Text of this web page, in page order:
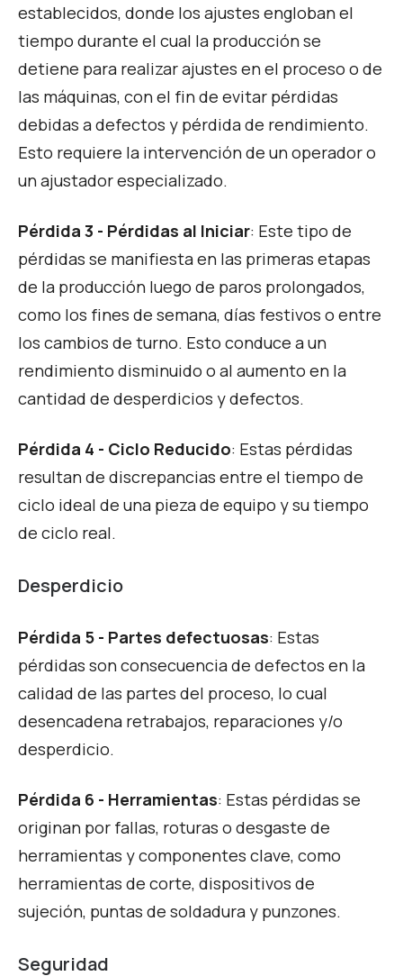
establecidos, donde los ajustes engloban el
tiempo durante el cual la producción se
detiene para realizar ajustes en el proceso o de
las máquinas, con el fin de evitar pérdidas
debidas a defectos y pérdida de rendimiento.
Esto requiere la intervención de un operador o
un ajustador especializado.
Pérdida 3 - Pérdidas al Iniciar: Este tipo de
pérdidas se manifiesta en las primeras etapas
de la producción luego de paros prolongados,
como los fines de semana, días festivos o entre
los cambios de turno. Esto conduce a un
rendimiento disminuido o al aumento en la
cantidad de desperdicios y defectos.
Pérdida 4 - Ciclo Reducido: Estas pérdidas
resultan de discrepancias entre el tiempo de
ciclo ideal de una pieza de equipo y su tiempo
de ciclo real.
Desperdicio
Pérdida 5 - Partes defectuosas: Estas
pérdidas son consecuencia de defectos en la
calidad de las partes del proceso, lo cual
desencadena retrabajos, reparaciones y/o
desperdicio.
Pérdida 6 - Herramientas: Estas pérdidas se
originan por fallas, roturas o desgaste de
herramientas y componentes clave, como
herramientas de corte, dispositivos de
sujeción, puntas de soldadura y punzones.
Seguridad